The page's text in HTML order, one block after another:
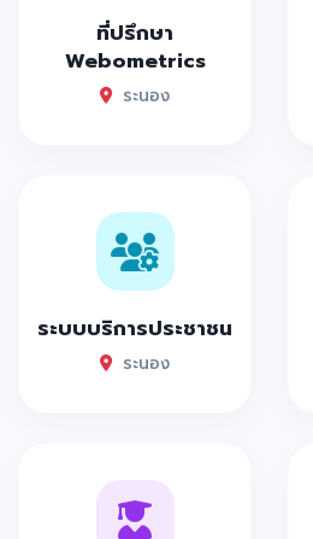
ที่ปรึกษา
Webometrics
ระนอง
ระบบบริการประชาชน
ระนอง